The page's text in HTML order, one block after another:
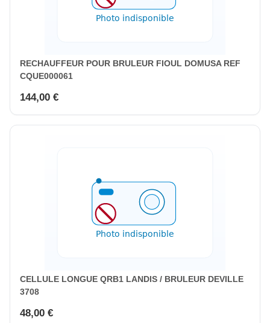
RECHAUFFEUR POUR BRULEUR FIOUL DOMUSA REF
CQUE000061
144,00 €
CELLULE LONGUE QRB1 LANDIS / BRULEUR DEVILLE
3708
48,00 €